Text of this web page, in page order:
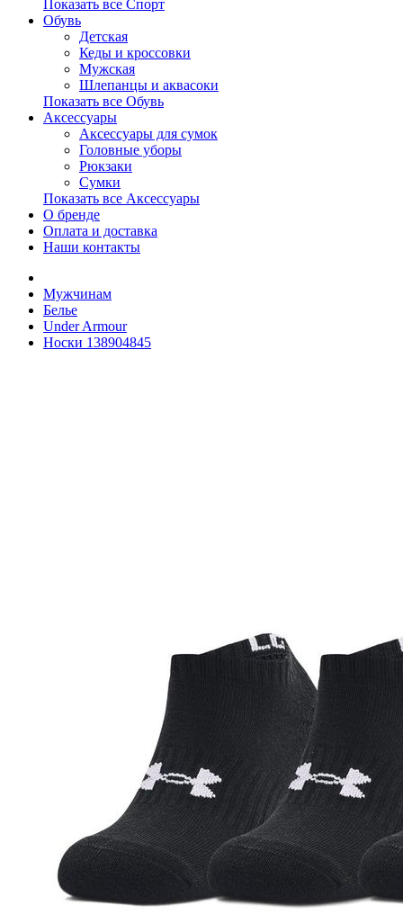
Показать все Спорт
Обувь
Детская
Кеды и кроссовки
Мужская
Шлепанцы и аквасоки
Показать все Обувь
Аксессуары
Аксессуары для сумок
Головные уборы
Рюкзаки
Сумки
Показать все Аксессуары
О бренде
Оплата и доставка
Наши контакты
Мужчинам
Белье
Under Armour
Носки 138904845